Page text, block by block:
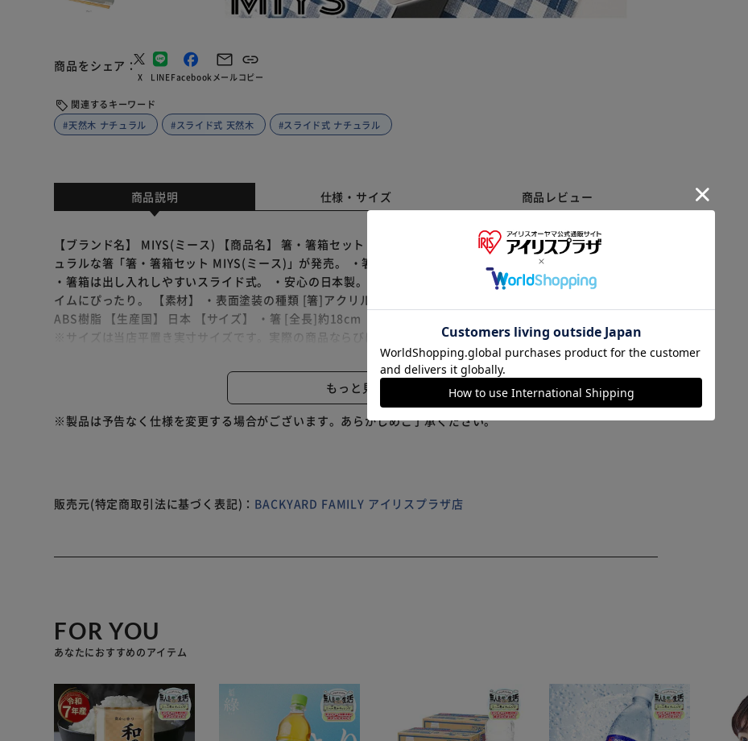
商品をシェア
X LINEFacebookメールコピー
関連するキーワード
#天然木 ナチュラル
#スライド式 天然木 #スライド式 ナチュラル
商品説明 仕様・サイズ 商品レビュー
【ブランド名】 MIYS(ミース) 【商品名】 箸・箸箱セット 18cm ミース 【商品説明】 ・天然木を使用したナチ
ュラルな箸「箸・箸箱セット MIYS(ミース)」が発売。 ・箸の長さは約18cmでちょうど持ちやすいサイズ感。
・箸箱は出し入れしやすいスライド式。 ・安心の日本製。 ・シンプルな形と落ち着いたカラー。毎日のランチタ
イムにぴったり。 【素材】 ・表面塗装の種類 [箸]アクリル塗装 [箸箱本体]ウレタン塗装 ・素地の種類 天然木、
ABS樹脂 【生産国】 日本 【サイズ】 ・箸 [全長]約18cm ・ケース [縦]約1.5cm／[横]約20cm／[奥行]約3cm
※サイズは当店平置き実寸サイズです。実際の商品ならびにメーカー表記サイズとは多少の誤差が生じる場合が
ございます。あらかじめご了承ください。 【重量】 約54g（※商品セット1式の重量です。） 【注意点】 ※電子
レンジ 不可 ※食洗機 不可 ※お取り扱いの際は、商品やパッケージなどに記載されている品質表示、アテンショ
ンタグ、ご使用上の注意事項などを必ずご確認下さい。 ※本来の目的以外にはご使用にならないで下さい。 ※カ
メラやモニターの性質により、画像と実物の色の違いがある場合がございますのでご理解願います。
もっと見る
※製品は予告なく仕様を変更する場合がございます。あらかじめご了承ください。
販売元(特定商取引法に基づく表記)： BACKYARD FAMILY アイリスプラザ店
FOR YOU
あなたにおすすめのアイテム
※ご確認ください